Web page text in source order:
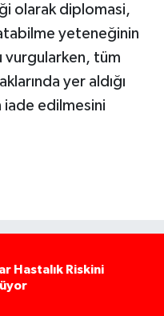
olarak diplomasi,
yeteneğinin
vurgularken, tüm
yer aldığı
edilmesini
Hastalık Riskini